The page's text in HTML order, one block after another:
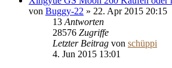
von Buggy-22 » 22. Apr 2015 20:15
13 Antworten
28576 Zugriffe
Letzter Beitrag von schüppi
4. Jun 2015 13:01